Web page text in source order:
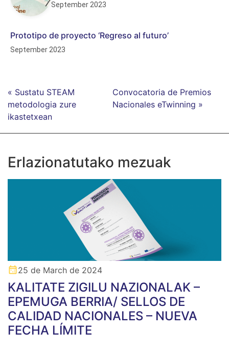
September 2023
Prototipo de proyecto ‘Regreso al futuro’
September 2023
« Sustatu STEAM
metodologia zure
ikastetxean
Convocatoria de Premios
Nacionales eTwinning »
Erlazionatutako mezuak
25 de March de 2024
KALITATE ZIGILU NAZIONALAK –
EPEMUGA BERRIA/ SELLOS DE
CALIDAD NACIONALES – NUEVA
FECHA LÍMITE